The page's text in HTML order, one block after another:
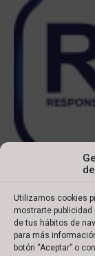
Utilizamos cookies
mostrarte publicidad
de tus hábitos de
para más
botón “Aceptar” o